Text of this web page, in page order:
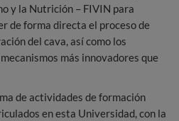
y la Nutrición – FIVIN para
de forma directa el proceso de
del cava, así como los
más innovadores que
de actividades de formación
en esta Universidad, con la